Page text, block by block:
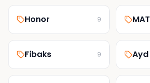
Honor 9
Fibaks 9 Ayd